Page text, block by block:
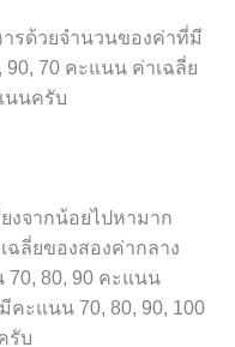
รด้วยจำนวนของค่าที่มี
70 คะแนน ค่าเฉลี่ย
นนครับ
งจากน้อยไปหามาก
ลี่ยของสองค่ากลาง
70, 80, 90 คะแนน
ะแนน 70, 80, 90, 100
รับ